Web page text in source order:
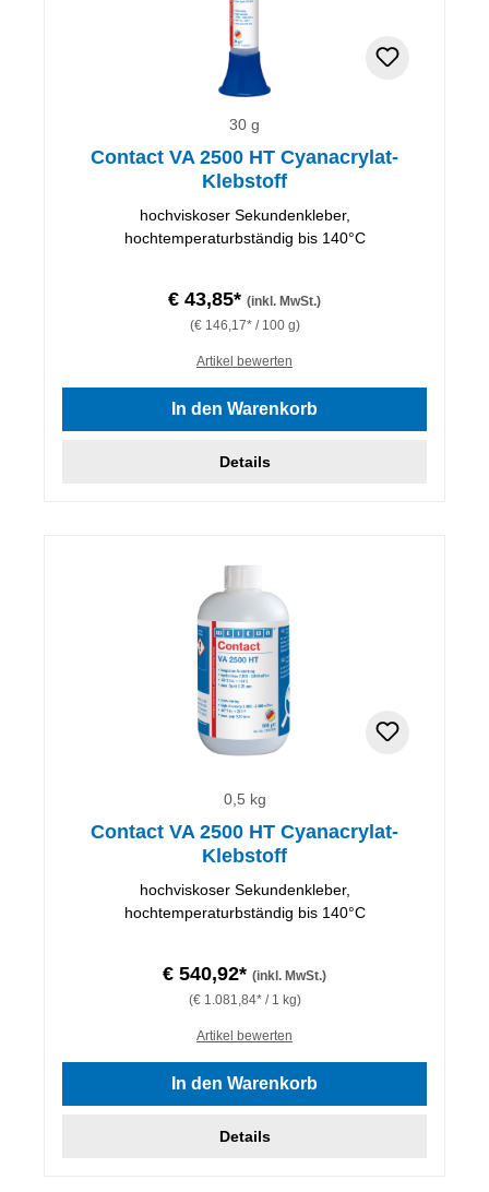
30 g
Contact VA 2500 HT Cyanacrylat-
Klebstoff
hochviskoser Sekundenkleber,
hochtemperaturbständig bis 140°C
€ 43,85* (inkl. MwSt.)
(€ 146,17* / 100 g)
Artikel bewerten
In den Warenkorb
Details
0,5 kg
Contact VA 2500 HT Cyanacrylat-
Klebstoff
hochviskoser Sekundenkleber,
hochtemperaturbständig bis 140°C
€ 540,92* (inkl. MwSt.)
(€ 1.081,84* / 1 kg)
Artikel bewerten
In den Warenkorb
Details